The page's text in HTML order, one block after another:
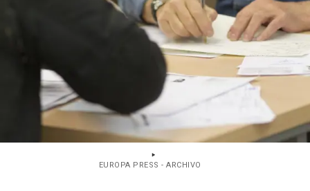
EUROPA PRESS - ARCHIVO